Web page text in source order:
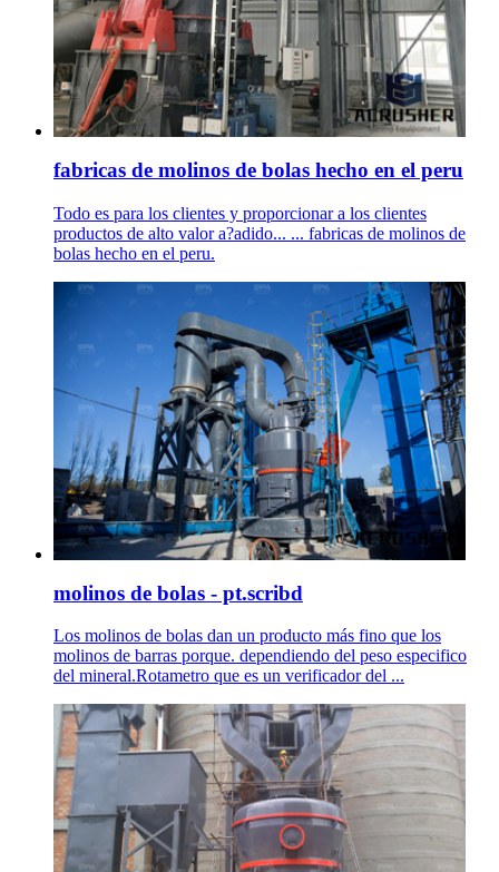
fabricas de molinos de bolas hecho en el peru
Todo es para los clientes y proporcionar a los clientes
productos de alto valor a?adido... ... fabricas de molinos de
bolas hecho en el peru.
molinos de bolas - pt.scribd
Los molinos de bolas dan un producto más fino que los
molinos de barras porque. dependiendo del peso especifico
del mineral.Rotametro que es un verificador del ...